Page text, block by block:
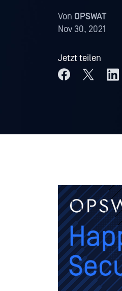
Von OPSWAT
Nov 30, 2021
Jetzt teilen